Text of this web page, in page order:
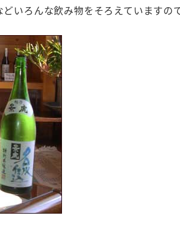
いろんな飲み物をそろえていますの